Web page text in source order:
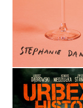
39,90 ZŁ